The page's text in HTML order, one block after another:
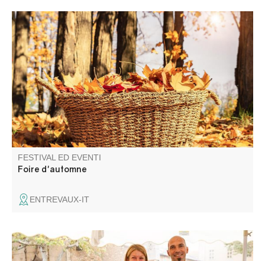
Marché aux saveurs de l'automne..
FESTIVAL ED EVENTI
Foire d'automne
ENTREVAUX-IT
Gli artigiani e i produttori del villaggio vi danno il